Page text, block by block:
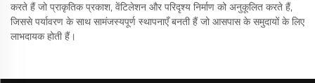
करते हैं जो प्राकृतिक प्रकाश, वेंटिलेशन और परिदृश्य निर्माण को अनुकूलित करते हैं,
जिससे पर्यावरण के साथ सामंजस्यपूर्ण स्थापनाएँ बनती हैं जो आसपास के समुदायों के लिए
लाभदायक होती हैं।